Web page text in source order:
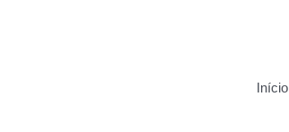
Início